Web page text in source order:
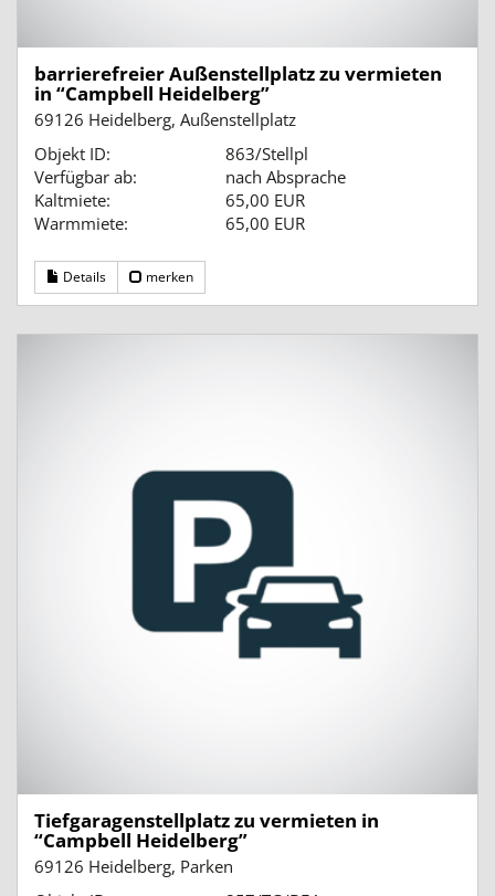
barrierefreier Außenstellplatz zu vermieten
in “Campbell Heidelberg”
69126 Heidelberg, Außenstellplatz
Objekt ID:
863/Stellpl
Verfügbar ab:
nach Absprache
Kaltmiete:
65,00 EUR
Warmmiete:
65,00 EUR
Details merken
Tiefgaragenstellplatz zu vermieten in
“Campbell Heidelberg”
69126 Heidelberg, Parken